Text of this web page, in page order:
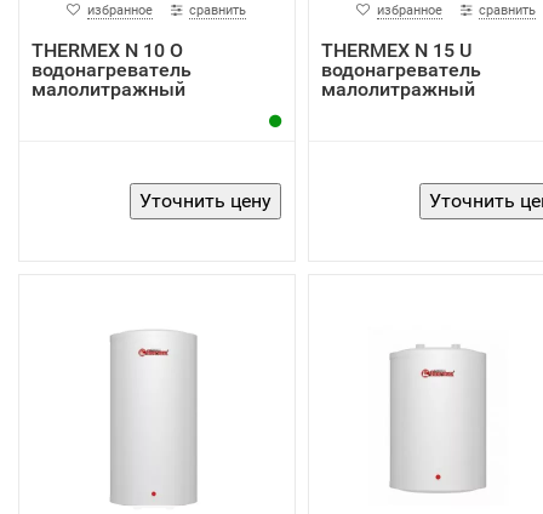
избранное сравнить
THERMEX N 10 O
водонагреватель
малолитражный
избранное сравнить
THERMEX N 15 U
водонагреватель
малолитражный